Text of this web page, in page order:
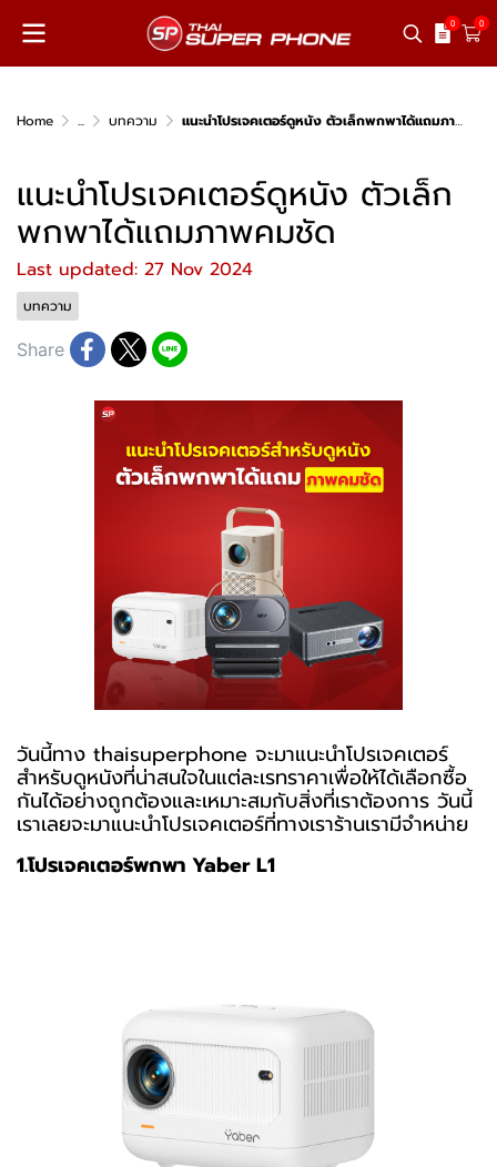
0 0
Home ... บทความ แนะนำโปรเจคเตอร์ดูหนัง ตัวเล็กพกพาได้แถมภาพคมชัด
แนะนำโปรเจคเตอร์ดูหนัง ตัวเล็ก
พกพาได้แถมภาพคมชัด
Last updated: 27 Nov 2024
บทความ
Share
วันนี้ทาง thaisuperphone จะมาแนะนำโปรเจคเตอร์
สำหรับดูหนังที่น่าสนใจในแต่ละเรทราคาเพื่อให้ได้เลือกซื้อ
กันได้อย่างถูกต้องและเหมาะสมกับสิ่งที่เราต้องการ วันนี้
เราเลยจะมาแนะนำโปรเจคเตอร์ที่ทางเราร้านเรามีจำหน่าย
1.โปรเจคเตอร์พกพา Yaber L1